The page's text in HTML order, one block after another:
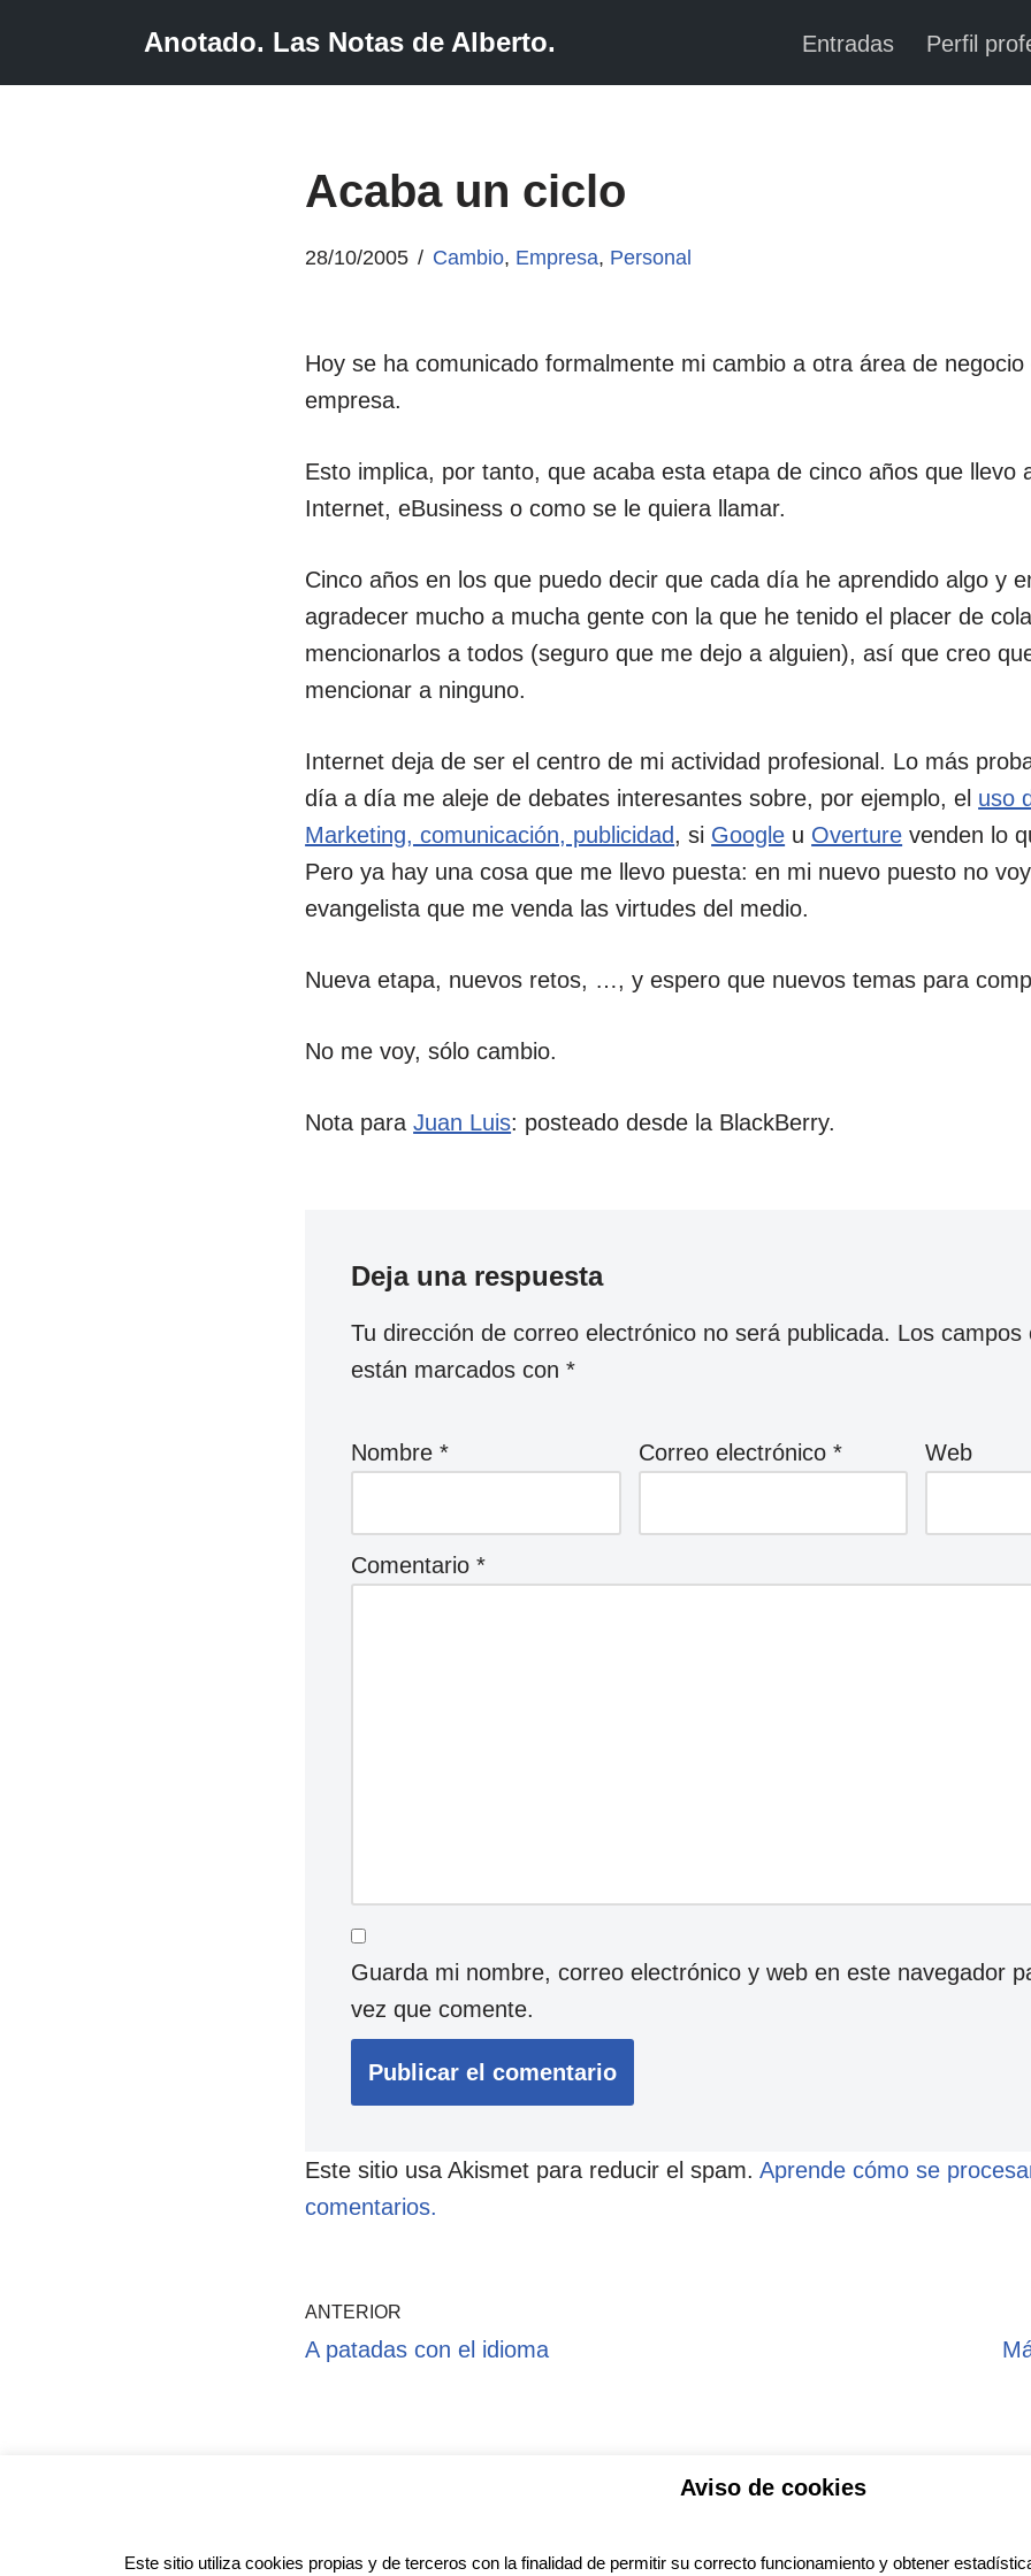
Anotado. Las Notas de Alberto. Entradas Perfil
Acaba un ciclo
28/10/2005 Cambio, Empresa, Personal
Hoy se ha comunicado formalmente mi cambio a otra área de
empresa.
Esto implica, por tanto, que acaba esta etapa de cinco años que llevo
Internet, eBusiness o como se le quiera llamar.
Cinco años en los que puedo decir que cada día he aprendido algo y
agradecer mucho a mucha gente con la que he tenido el placer de
mencionarlos a todos (seguro que me dejo a alguien), así que creo
mencionar a ninguno.
Internet deja de ser el centro de mi actividad profesional. Lo más
día a día me aleje de debates interesantes sobre, por ejemplo, el uso
Marketing, comunicación, publicidad, si Google u Overture venden lo
Pero ya hay una cosa que me llevo puesta: en mi nuevo puesto no
evangelista que me venda las virtudes del medio.
Nueva etapa, nuevos retos, …, y espero que nuevos temas para
No me voy, sólo cambio.
Nota paraJuan Luis: posteado desde la BlackBerry.
Deja una respuesta
Tu dirección de correo electrónico no será publicada. Los campos
están marcados con*
Nombre* Correo electrónico * Web
Comentario*
Guarda mi nombre, correo electrónico y web en este navegador
vez que comente.
Este sitio usa Akismet para reducir el spam.Aprende cómo se
comentarios.
ANTERIOR
A patadas con el idioma
Anotado funciona gracias aWordPresscon diseño del temaNeve
Aviso de cookies
Este sitio utiliza cookies propias y de terceros con la finalidad de permitir su correcto funcionamiento y obtener